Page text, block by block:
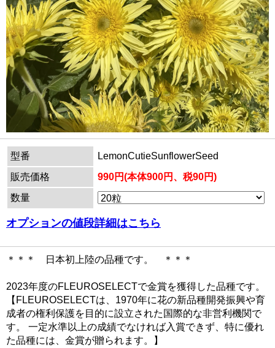
型番
LemonCutieSunflowerSeed
販売価格
990円(本体900円、税90円)
数量
オプションの値段詳細はこちら
＊＊＊ 日本初上陸の品種です。 ＊＊＊
2023年度のFLEUROSELECTで金賞を獲得した品種です。
【FLEUROSELECTは、1970年に花の新品種開発振興や育
成者の権利保護を目的に設立された国際的な非営利機関で
す。 一定水準以上の成績でなければ入賞できず、特に優れ
た品種には、金賞が贈られます。】